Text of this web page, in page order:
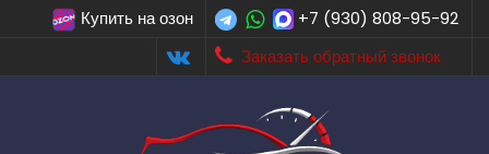
Купить на озон
+7 (930) 808-95-92
Заказать обратный звонок